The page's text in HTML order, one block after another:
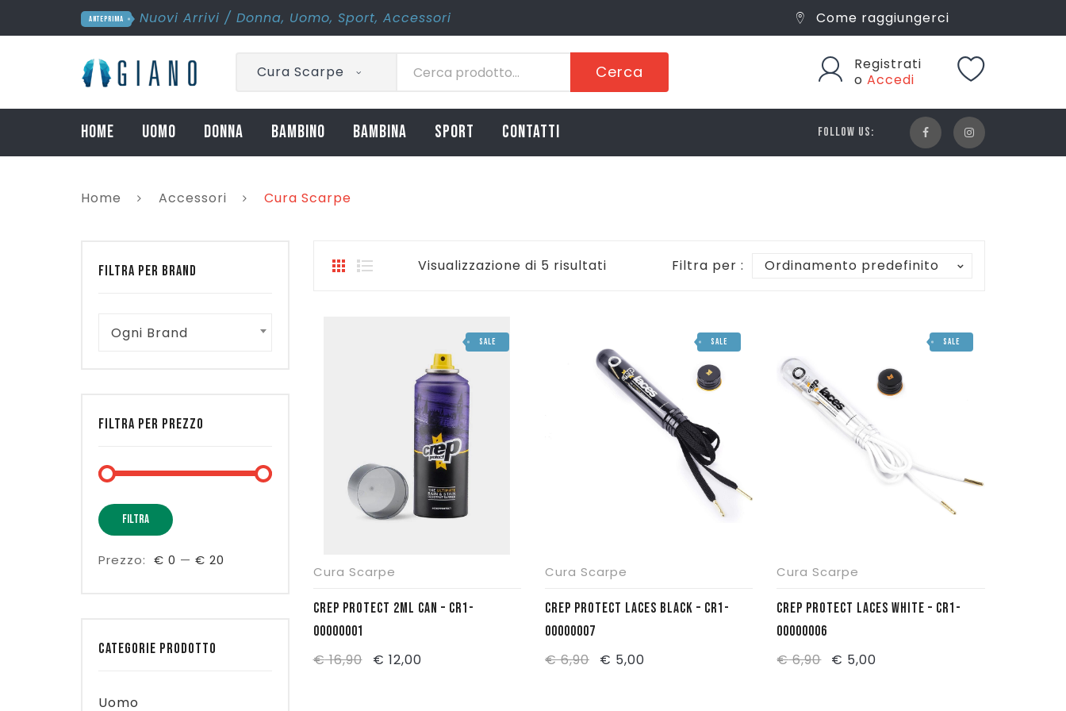
ANTEPRIMA Nuovi Arrivi / Donna, Uomo, Sport, Accessori Come raggiungerci
Cura Scarpe Cerca
Registrati
o Accedi
HOME UOMO DONNA BAMBINO BAMBINA SPORT CONTATTI FOLLOW US:
Home Accessori Cura Scarpe
Visualizzazione di 5 risultati Filtra per : Ordinamento predefinito
SALE
Cura Scarpe
CREP PROTECT 2ML CAN – CR1-
00000001
€16,90
Il
€ 12,00Il
SALE
Cura Scarpe
CREP PROTECT LACES BLACK – CR1-
00000007
€6,90
Il
€ 5,00Il
SALE
Cura Scarpe
CREP PROTECT LACES WHITE – CR1-
00000006
€6,90 Il
€ 5,00
FILTRA PER BRAND
Ogni Brand
FILTRA PER PREZZO
FILTRA
Prezzo: € 0 — € 20
CATEGORIE PRODOTTO
Uomo